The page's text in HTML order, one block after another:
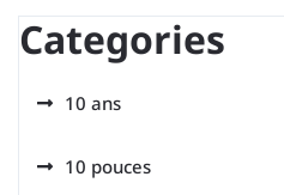
Categories
10 ans
10 pouces